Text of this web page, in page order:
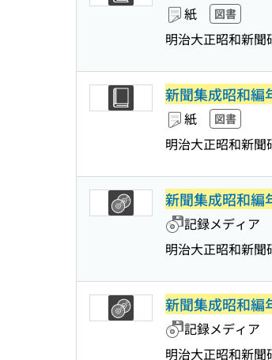
紙 図書
明治大正昭和新聞
新聞集成昭和編
紙 図書
明治大正昭和新聞
新聞集成昭和編
記録メディア
明治大正昭和新聞
新聞集成昭和編
記録メディア
明治大正昭和新聞